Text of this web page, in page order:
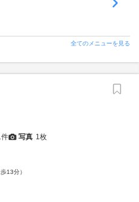
全てのメニューを見る
件 写真 1枚
13分）